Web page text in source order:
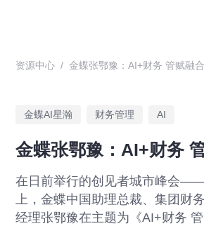
资源中心 / 金蝶张鄂豫：AI+财务 管赋融合
金蝶AI星瀚 财务管理 AI
金蝶张鄂豫：AI+财务
在日前举行的创见者城市峰会
上，金蝶中国助理总裁、集团财
经理张鄂豫在主题为《AI+财务